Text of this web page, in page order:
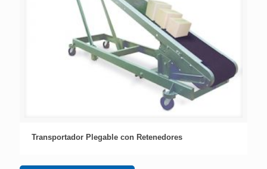
Transportador Plegable con Retenedores